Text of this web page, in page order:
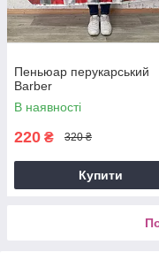
Пеньюар перукарський
Barber
В наявності
220 ₴ 320 ₴
Купити